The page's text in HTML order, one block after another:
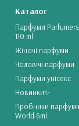
Каталог
Парфуми
110 ml
Жіночі парфуми
Чоловічі парфуми
Парфуми унісекс
Новинки✨
Пробники
World 6ml